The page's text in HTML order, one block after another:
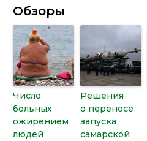
Обзоры
Число
больных
ожирением
людей
Решения
о переносе
запуска
самарской